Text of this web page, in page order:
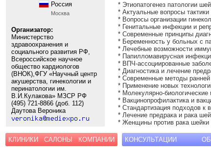
Россия
Москва
Организатор:
Министерство
здравоохранения и
социального развития РФ,
Всероссийское научное
общество кардиологов
(ВНОК),ФГУ «Научный центр
акушерства, гинекологии и
перинатологии им.
В.И.Кулакова» МЗСР РФ
(495) 721-8866 (доб. 112)
Даутова Вероника
* Этиопатогенез патологии
* Актуальные вопросы
* Вопросы организации
* Генитальные инфекции и
* Современные принципы
* Беременность у больных с
* Лечебные возможности
* Папилломавирусная
* ВПЧ-ассоциированные
* Диагностика и лечение
* Современные методы ранней
* Применение новых
* Молекулярно-
* Вакцинопрофилактика и
* Стандартизация подходов к
* Лечение предрака и рака
* Женщины против рака шейки
КЛИНИКИ САЛОНЫ КОМПАНИИ КОНСУЛЬТАЦИИ